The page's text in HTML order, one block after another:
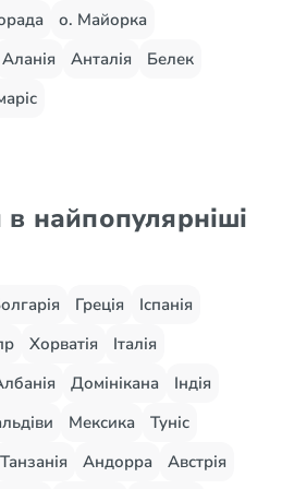
о. Майорка
Аланія Анталія
Белек
в найпопулярніші
Греція
Іспанія
Хорватія
Італія
Домінікана
Індія
Мексика
Туніс
Танзанія Андорра
Австрія